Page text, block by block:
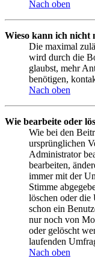
Nach oben
Wieso kann ich nicht
Die maximal
wird durch die
glaubst, mehr
benötigen,
Nach oben
Wie bearbeite oder
Wie bei den
ursprünglichen
Administrator
bearbeiten,
immer mit der
Stimme
löschen oder die
schon ein
nur noch von
oder gelöscht
laufenden
Nach oben